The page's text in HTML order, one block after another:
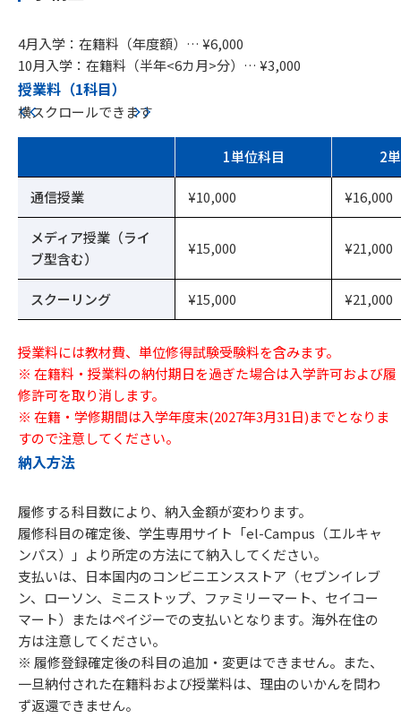
4月入学：在籍料（年度額）… ¥6,000
10月入学：在籍料（半年<6カ月>分）… ¥3,000
授業料（1科目）
横スクロールできます
1単位科目 2
通信授業 ¥10,000 ¥16,000
メディア授業（ライ
ブ型含む）
¥15,000 ¥21,000
スクーリング ¥15,000 ¥21,000
授業料には教材費、単位修得試験受験料を含みます。
※ 在籍料・授業料の納付期日を過ぎた場合は入学許可および履
修許可を取り消します。
※ 在籍・学修期間は入学年度末(2027年3月31日)までとなりま
すので注意してください。
納入方法
履修する科目数により、納入金額が変わります。
履修科目の確定後、学生専用サイト「el-Campus（エルキャ
ンパス）」より所定の方法にて納入してください。
支払いは、日本国内のコンビニエンスストア（セブンイレブ
ン、ローソン、ミニストップ、ファミリーマート、セイコー
マート）またはペイジーでの支払いとなります。海外在住の
方は注意してください。
※ 履修登録確定後の科目の追加・変更はできません。また、
一旦納付された在籍料および授業料は、理由のいかんを問わ
ず返還できません。